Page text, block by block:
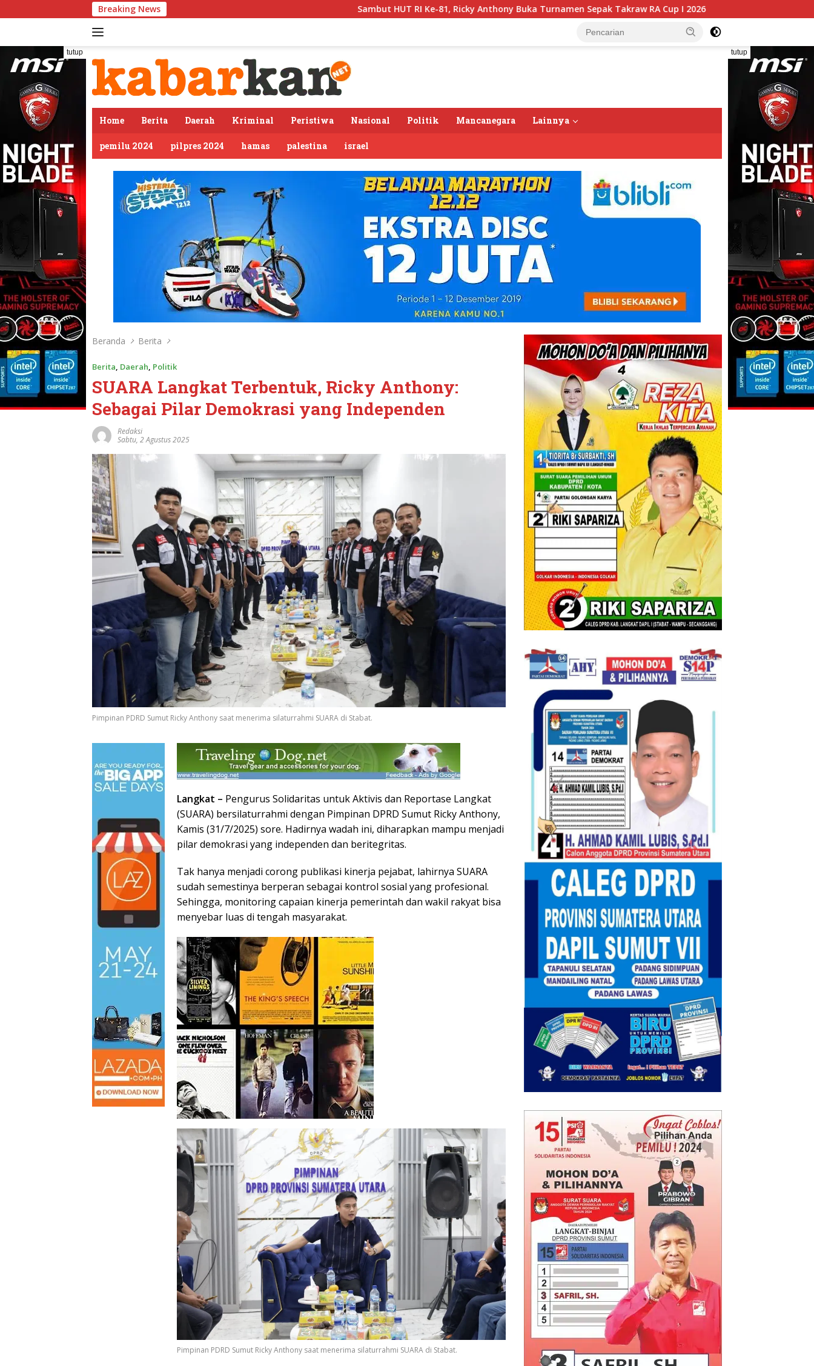
ke
Breaking News Sambut HUT RI Ke-81, Ricky Anthony Buka Turnamen Sepak Takraw RA Cup I 2026 Putusan Banding Kasus PET Tuai Polemik,
tutup tutup
Home Berita Daerah Kriminal Peristiwa Nasional Politik Mancanegara Lainnya
pemilu 2024 pilpres 2024 hamas palestina israel
Beranda Berita
Berita, Daerah, Politik
SUARA Langkat Terbentuk, Ricky Anthony:
Sebagai Pilar Demokrasi yang Independen
Redaksi
Sabtu, 2 Agustus 2025
Pimpinan PDRD Sumut Ricky Anthony saat menerima silaturrahmi SUARA di Stabat.
Langkat – Pengurus Solidaritas untuk Aktivis dan Reportase Langkat
(SUARA) bersilaturrahmi dengan Pimpinan DPRD Sumut Ricky Anthony,
Kamis (31/7/2025) sore. Hadirnya wadah ini, diharapkan mampu menjadi
pilar demokrasi yang independen dan beritegritas.
Tak hanya menjadi corong publikasi kinerja pejabat, lahirnya SUARA
sudah semestinya berperan sebagai kontrol sosial yang profesional.
Sehingga, monitoring capaian kinerja pemerintah dan wakil rakyat bisa
menyebar luas di tengah masyarakat.
Pimpinan PDRD Sumut Ricky Anthony saat menerima silaturrahmi SUARA di Stabat.